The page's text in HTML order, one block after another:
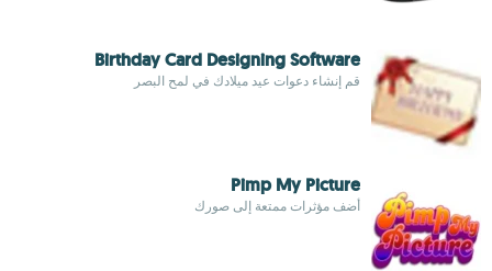
Birthday Card Designing Software
قم إنشاء دعوات عيد ميلادك في لمح البصر
Pimp My Picture
أضف مؤثرات ممتعة إلى صورك